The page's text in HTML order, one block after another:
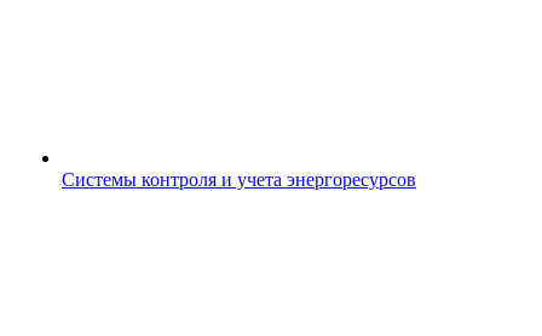
Системы контроля и учета энергоресурсов